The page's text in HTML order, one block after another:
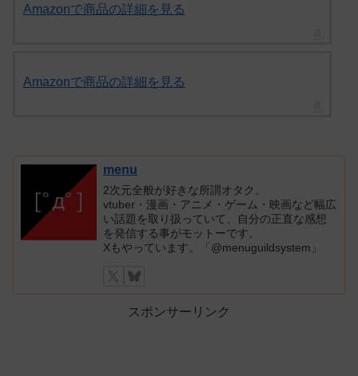
Amazonで商品の詳細を見る
Amazonで商品の詳細を見る
menu
2次元全般が好きな所謂オタク。
vtuber・漫画・アニメ・ゲーム・映画など幅広
い話題を取り扱っていて、自分の正直な感想
を発信する事がモットーです。
Xもやっています。「@menuguildsystem」
スポンサーリンク